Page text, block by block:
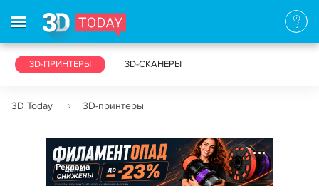
3D-ПРИНТЕРЫ 3D-СКАНЕРЫ
3D Today 3D-принтеры
Реклама